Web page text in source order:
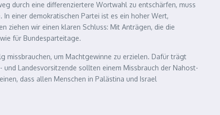
durch eine differenziertere Wortwahl zu entschärfen, muss
einer demokratischen Partei ist es ein hoher Wert,
ziehen wir einen klaren Schluss: Mit Anträgen, die die
für Bundesparteitage.
missbrauchen, um Machtgewinne zu erzielen. Dafür trägt
Landesvorsitzende sollten einem Missbrauch der Nahost-
dass allen Menschen in Palästina und Israel